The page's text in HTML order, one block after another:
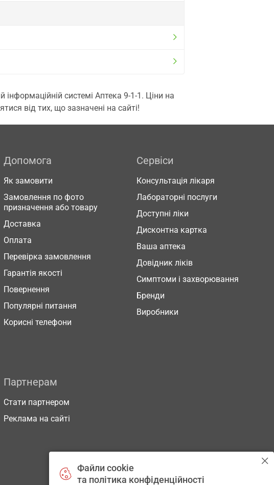
системі Аптека 9-1-1. Ціни на
від тих, що зазначені на сайті!
Допомога
Як замовити
Замовлення по фото
призначення або товару
Доставка
Оплата
Перевірка замовлення
Гарантія якості
Повернення
Популярні питання
Корисні телефони
Сервіси
Консультація лікаря
Лабораторні послуги
Доступні ліки
Дисконтна картка
Ваша аптека
Довідник ліків
Симптоми і захворювання
Бренди
Виробники
Партнерам
Стати партнером
Реклама на сайті
Файли cookie
та політика конфіденційності